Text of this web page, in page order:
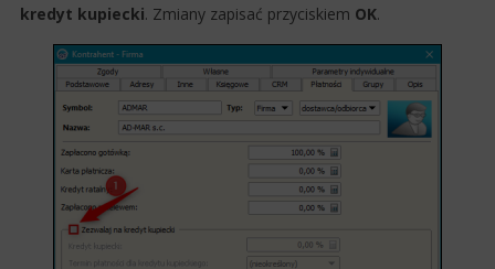
kredyt kupiecki. Zmiany zapisać przyciskiem OK.